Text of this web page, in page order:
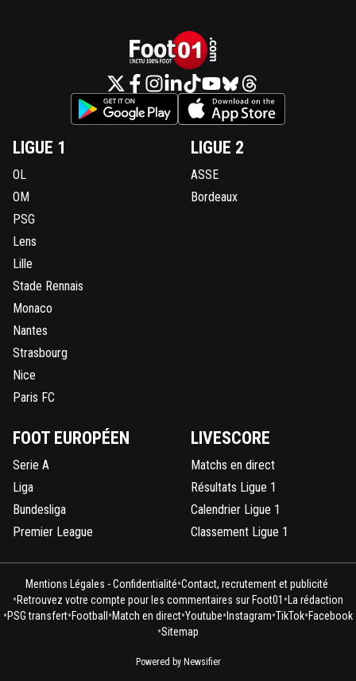
LIGUE 1
OL
OM
PSG
Lens
Lille
Stade Rennais
Monaco
Nantes
Strasbourg
Nice
Paris FC
LIGUE 2
ASSE
Bordeaux
FOOT EUROPÉEN
Serie A
Liga
Bundesliga
Premier League
LIVESCORE
Matchs en direct
Résultats Ligue 1
Calendrier Ligue 1
Classement Ligue 1
Mentions Légales - Confidentialité•Contact, recrutement et publicité
•Retrouvez votre compte pour les commentaires sur Foot01 •La rédaction
•PSG transfert•Football•Match en direct•Youtube•Instagram•TikTok•Facebook
•Sitemap
Powered by Newsifier